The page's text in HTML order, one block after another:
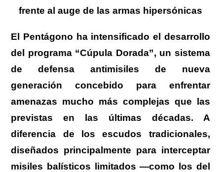
frente al auge de las armas hipersónicas
El Pentágono ha intensificado el desarrollo
del programa “Cúpula Dorada”, un sistema
de defensa antimisiles de nueva
generación concebido para enfrentar
amenazas mucho más complejas que las
previstas en las últimas décadas. A
diferencia de los escudos tradicionales,
diseñados principalmente para interceptar
misiles balísticos limitados —como los del